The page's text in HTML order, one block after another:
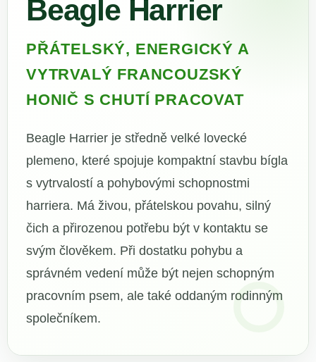
Beagle Harrier
PŘÁTELSKÝ, ENERGICKÝ A
VYTRVALÝ FRANCOUZSKÝ
HONIČ S CHUTÍ PRACOVAT
Beagle Harrier je středně velké lovecké
plemeno, které spojuje kompaktní stavbu bígla
s vytrvalostí a pohybovými schopnostmi
harriera. Má živou, přátelskou povahu, silný
čich a přirozenou potřebu být v kontaktu se
svým člověkem. Při dostatku pohybu a
správném vedení může být nejen schopným
pracovním psem, ale také oddaným rodinným
společníkem.